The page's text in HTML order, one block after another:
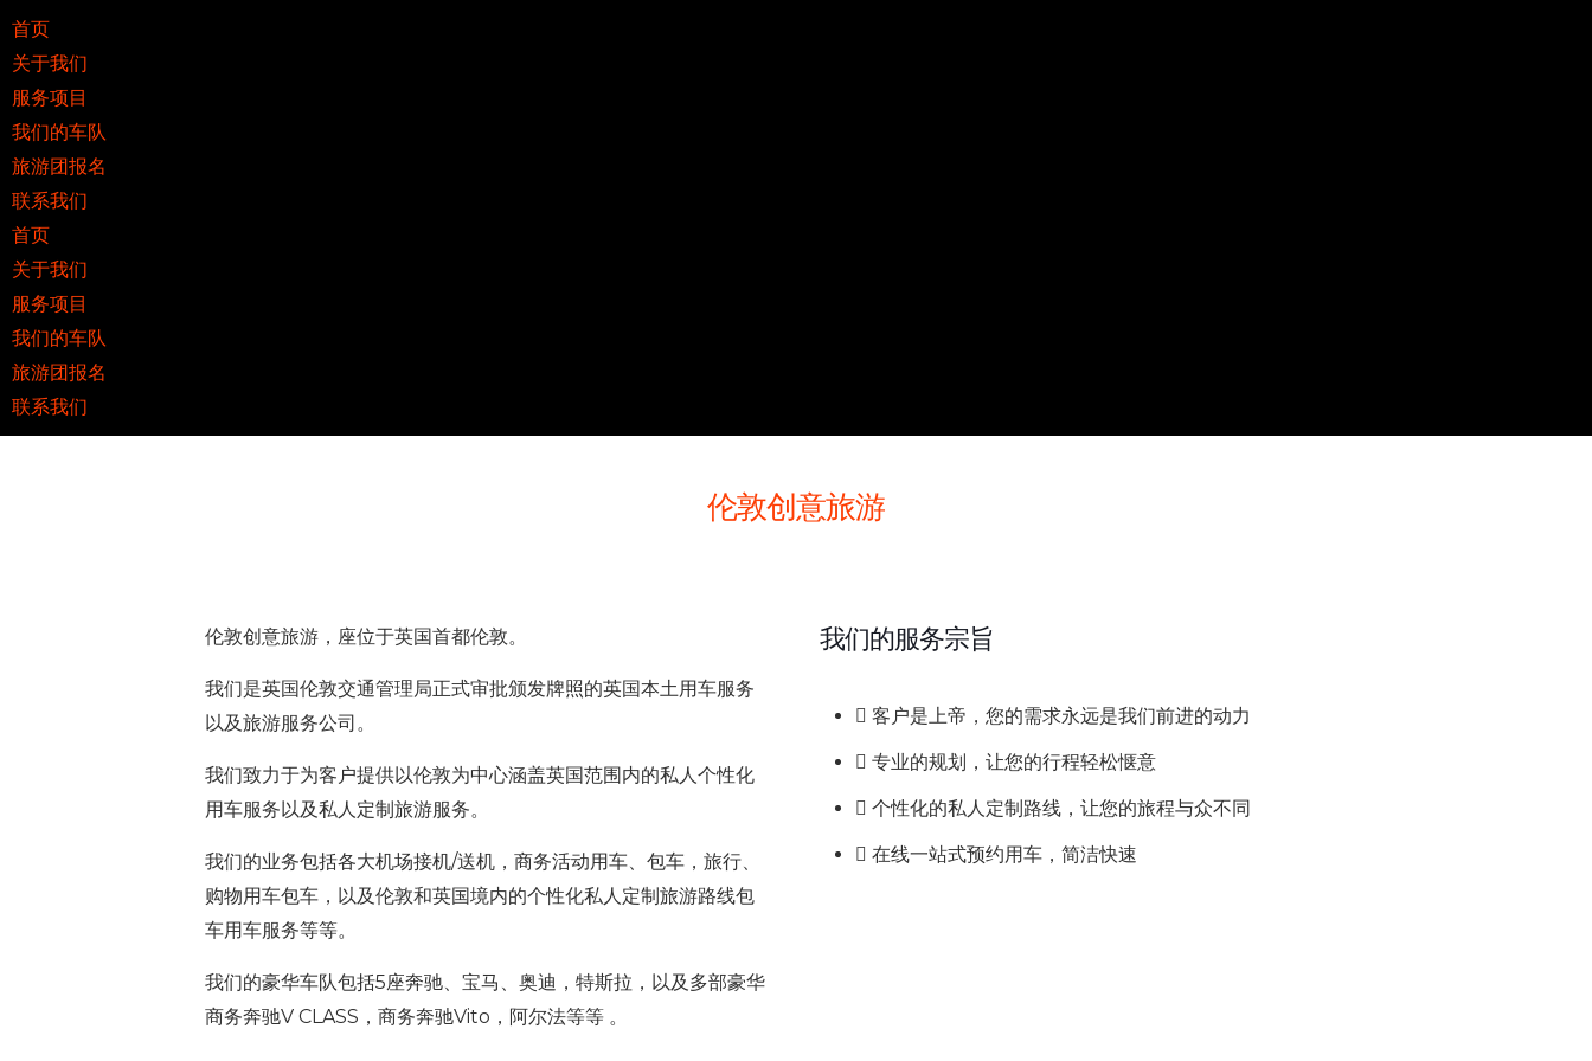
首页
关于我们
服务项目
我们的车队
旅游团报名
联系我们
首页
关于我们
服务项目
我们的车队
旅游团报名
联系我们
伦敦创意旅游
伦敦创意旅游，座位于英国首都伦敦。
我们是英国伦敦交通管理局正式审批颁发牌照的英国本土用车服务
以及旅游服务公司。
我们致力于为客户提供以伦敦为中心涵盖英国范围内的私人个性化
用车服务以及私人定制旅游服务。
我们的业务包括各大机场接机/送机，商务活动用车、包车，旅行、
购物用车包车，以及伦敦和英国境内的个性化私人定制旅游路线包
车用车服务等等。
我们的豪华车队包括5座奔驰、宝马、奥迪，特斯拉，以及多部豪华
商务奔驰V CLASS， 商务奔驰Vito，阿尔法等等。
我们的服务宗旨
客户是上帝，您的需求永远是我们前进的动力
专业的规划，让您的行程轻松惬意
个性化的私人定制路线，让您的旅程与众不同
在线一站式预约用车，简洁快速